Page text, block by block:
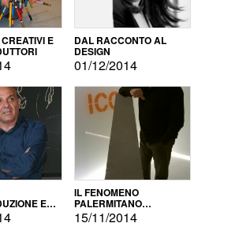
E DAL RACCONTO AL
DESIGN
01/12/2014
E
IL FENOMENO
PALERMITANO
DELL'AUTOPRODUZIONE
15/11/2014